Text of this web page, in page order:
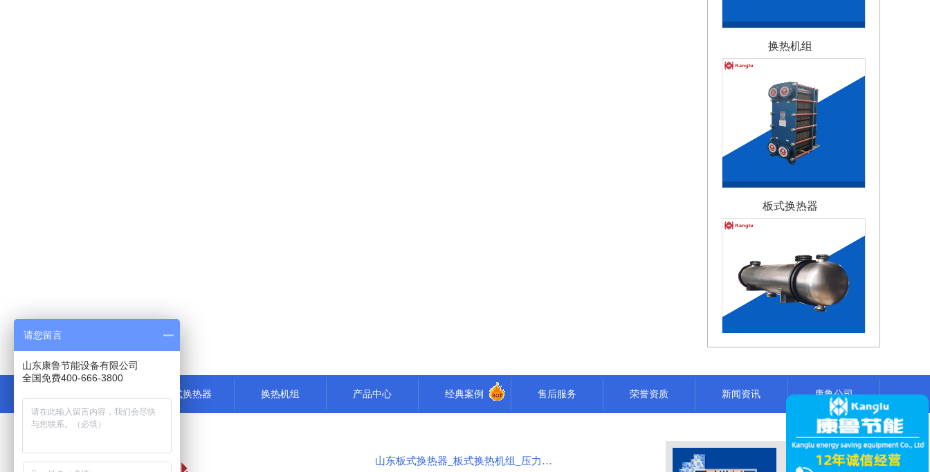
板式换热器
板式换热器 换热机组 产品中心 经典案例 售后服务 荣誉资质 新闻资讯 康鲁公司
山东板式换热器_板式换热机组_压力容器-山东康鲁节能设备有限公司
请您留言
山东康鲁节能设备有限公司
全国免费400-666-3800